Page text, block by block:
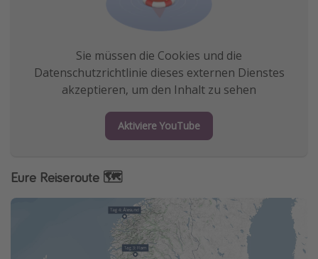
Sie müssen die Cookies und die
Datenschutzrichtlinie dieses externen Dienstes
akzeptieren, um den Inhalt zu sehen
Aktiviere YouTube
Eure Reiseroute 🗺